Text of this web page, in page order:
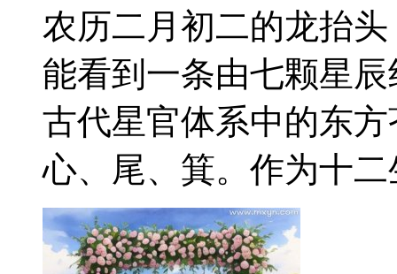
农历二月初二的龙抬
能看到一条由七颗星
古代星官体系中的东
心、尾、箕。作为十